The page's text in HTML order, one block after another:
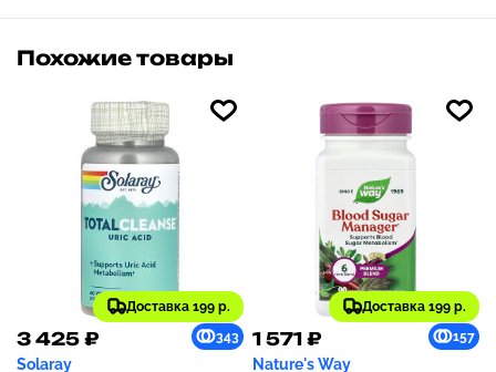
Похожие товары
Доставка 199 р.
3 425 ₽ 343
Solaray
Доставка 199 р.
1 571 ₽ 157
Nature's Way